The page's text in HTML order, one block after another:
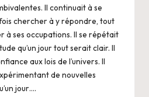
Il continuait à se
chercher à y répondre, tout
à ses occupations. Il se répétait
qu’un jour tout serait clair. Il
aux lois de l’univers. Il
de nouvelles
jour….